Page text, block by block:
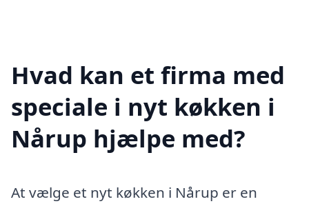
Hvad kan et firma med
speciale i nyt køkken i
Nårup hjælpe med?
At vælge et nyt køkken i Nårup er en